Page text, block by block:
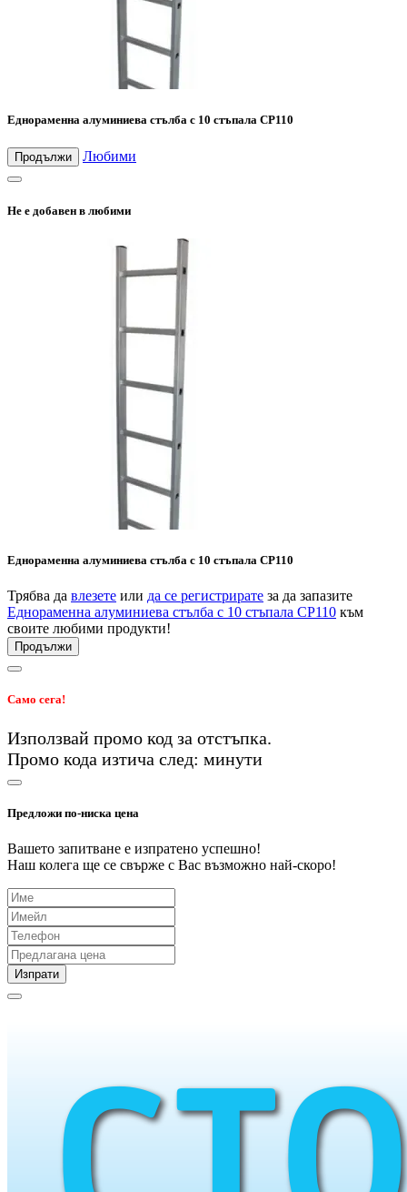
Еднораменна алуминиева стълба с 10 стъпала CP110
Продължи Любими
Не е добавен в любими
Еднораменна алуминиева стълба с 10 стъпала CP110
Трябва да влезете или да се регистрирате за да запазите
Еднораменна алуминиева стълба с 10 стъпала CP110 към
своите любими продукти!
Продължи
Само сега!
Използвай промо код за отстъпка.
Промо кода изтича след: минути
Предложи по-ниска цена
Вашето запитване е изпратено успешно!
Наш колега ще се свърже с Вас възможно най-скоро!
Изпрати